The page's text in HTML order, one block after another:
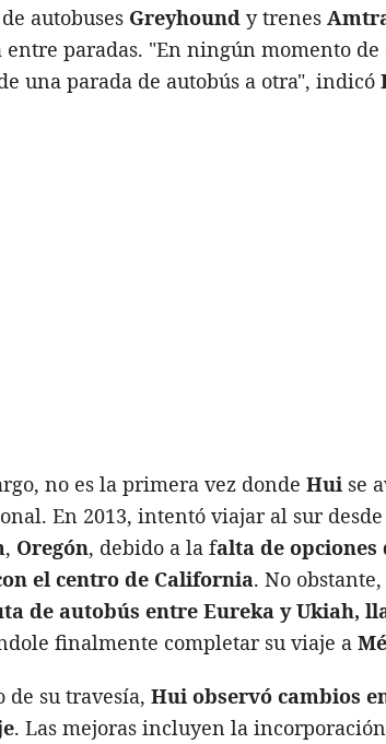
autobuses Greyhound y trenes
entre paradas. "En ningún momento
una parada de autobús a otra", indicó
no es la primera vez donde Hui se
En 2013, intentó viajar al sur desde
, Oregón, debido a la falta de
el centro de California. No
de autobús entre Eureka y Ukiah,
finalmente completar su viaje a
de su travesía, Hui observó cambios
. Las mejoras incluyen la